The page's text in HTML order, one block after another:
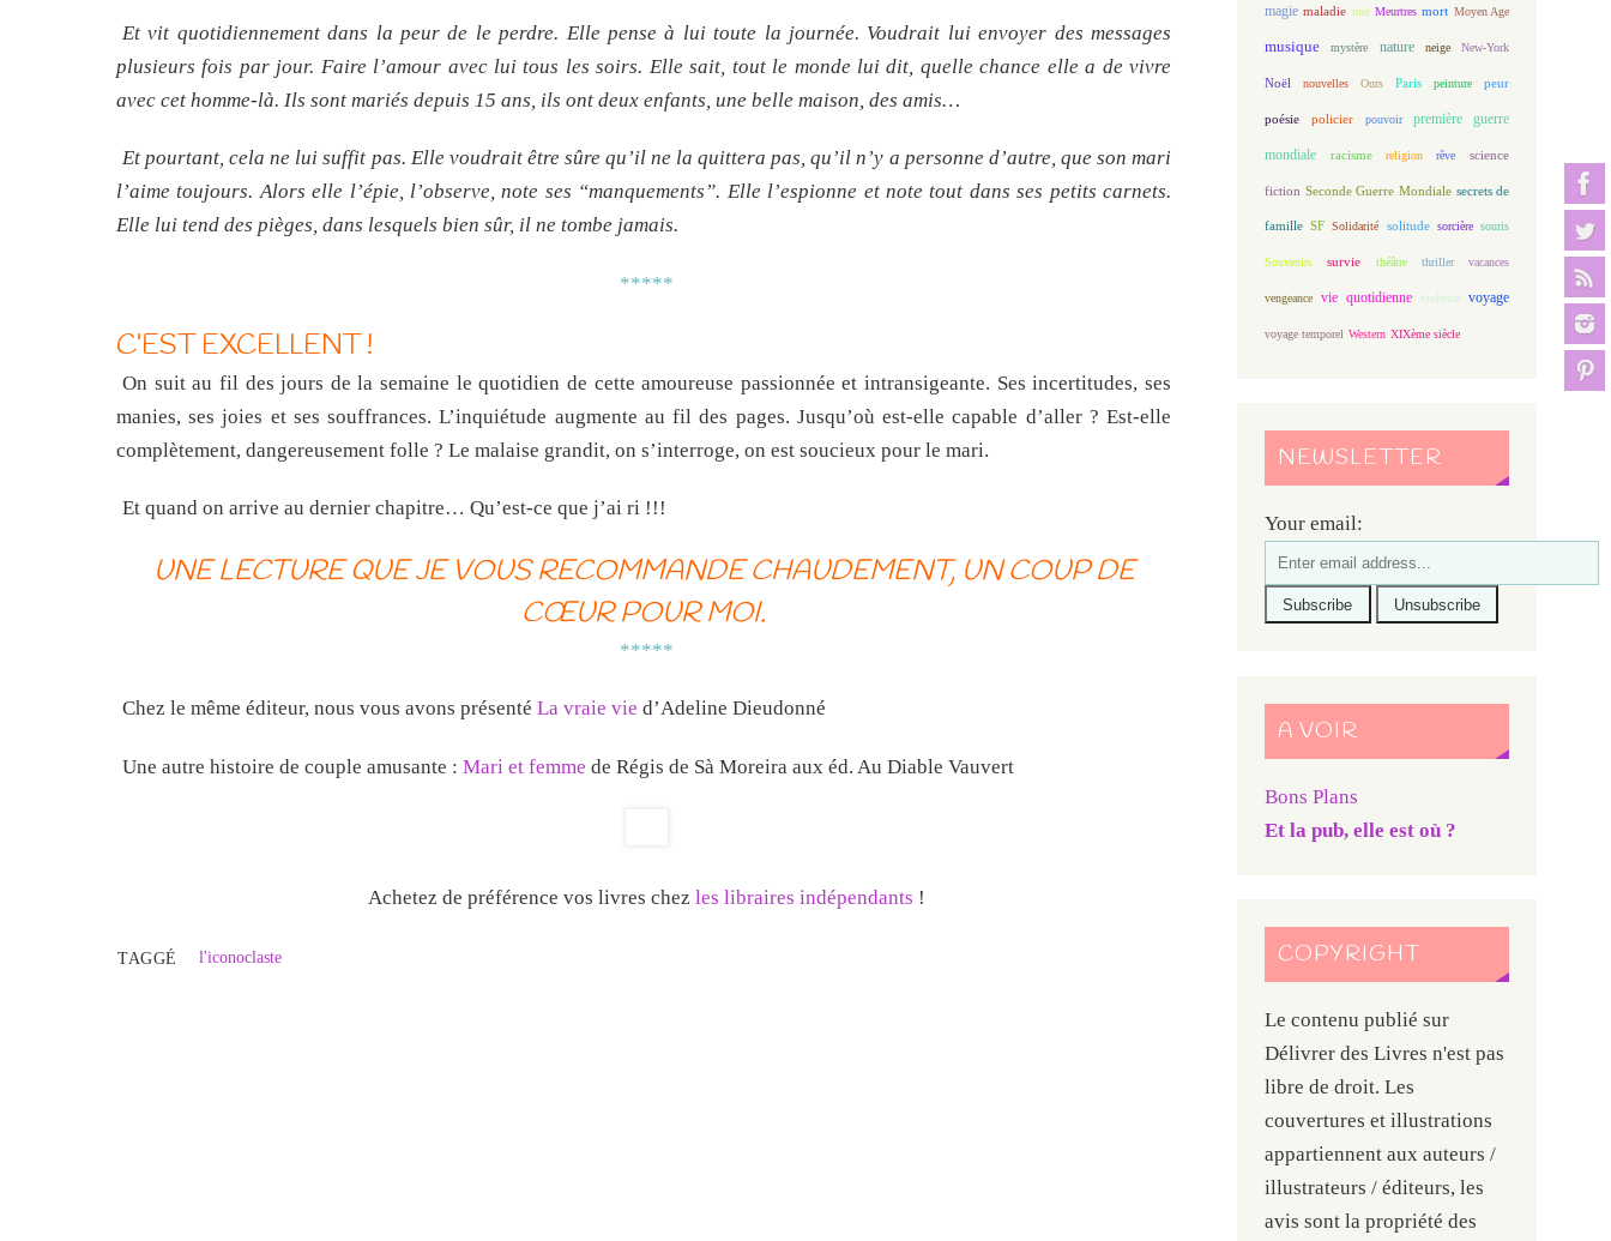
Et vit quotidiennement dans la peur de le perdre. Elle pense à lui toute la journée. Voudrait lui envoyer des messages
plusieurs fois par jour. Faire l’amour avec lui tous les soirs. Elle sait, tout le monde lui dit, quelle chance elle a de vivre
avec cet homme-là. Ils sont mariés depuis 15 ans, ils ont deux enfants, une belle maison, des amis…
Et pourtant, cela ne lui suffit pas. Elle voudrait être sûre qu’il ne la quittera pas, qu’il n’y a personne d’autre, que son mari
l’aime toujours. Alors elle l’épie, l’observe, note ses “manquements”. Elle l’espionne et note tout dans ses petits carnets.
Elle lui tend des pièges, dans lesquels bien sûr, il ne tombe jamais.
*****
C’EST EXCELLENT !
On suit au fil des jours de la semaine le quotidien de cette amoureuse passionnée et intransigeante. Ses incertitudes, ses
manies, ses joies et ses souffrances. L’inquiétude augmente au fil des pages. Jusqu’où est-elle capable d’aller ? Est-elle
complètement, dangereusement folle ? Le malaise grandit, on s’interroge, on est soucieux pour le mari.
Et quand on arrive au dernier chapitre… Qu’est-ce que j’ai ri !!!
UNE LECTURE QUE JE VOUS RECOMMANDE CHAUDEMENT, UN COUP DE
CŒUR POUR MOI.
*****
Chez le même éditeur, nous vous avons présenté La vraie vie d’Adeline Dieudonné
Une autre histoire de couple amusante : Mari et femme de Régis de Sà Moreira aux éd. Au Diable Vauvert
Achetez de préférence vos livres chez les libraires indépendants !
TAGGÉ l'iconoclaste
magie maladie mer Meurtres mort Moyen Age
musique mystère nature neige New-York
Noël nouvelles Ours Paris peinture peur
poésie policier pouvoir première guerre
mondiale racisme religion rêve science
fiction Seconde Guerre Mondiale secrets de
famille SF Solidarité solitude sorcière souris
Souvenirs survie théâtre thriller vacances
vengeance vie quotidienne violence voyage
voyage temporel Western XIXème siècle
NEWSLETTER
Your email:
A VOIR
Bons Plans
Et la pub, elle est où ?
COPYRIGHT
Le contenu publié sur
Délivrer des Livres n'est pas
libre de droit. Les
couvertures et illustrations
appartiennent aux auteurs /
illustrateurs / éditeurs, les
avis sont la propriété des